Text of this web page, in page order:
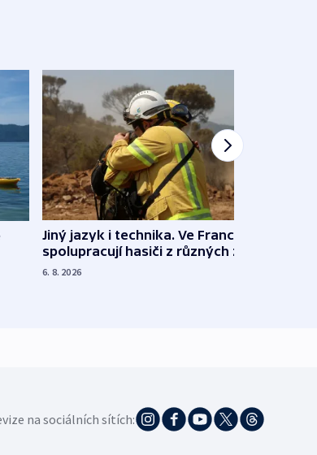
Jiný jazyk i technika. Ve Francii
spolupracují hasiči z různých zemí
6. 8. 2026
na sociálních sítích: